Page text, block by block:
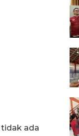
ada